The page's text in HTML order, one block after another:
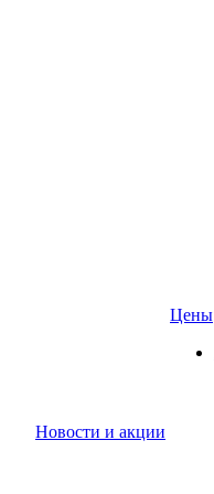
Новости и акции
Цены